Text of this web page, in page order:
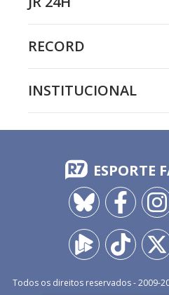
RECORD
INSTITUCIONAL
ESPORTE
Todos os direitos reservados - 2009-